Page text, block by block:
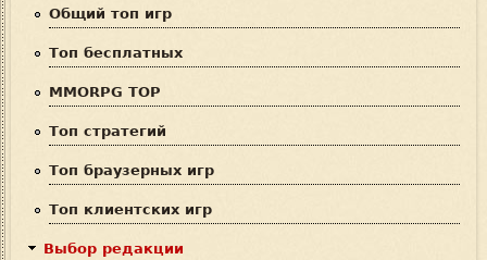
Общий топ игр
Топ бесплатных
MMORPG TOP
Топ стратегий
Топ браузерных игр
Топ клиентских игр
Выбор редакции